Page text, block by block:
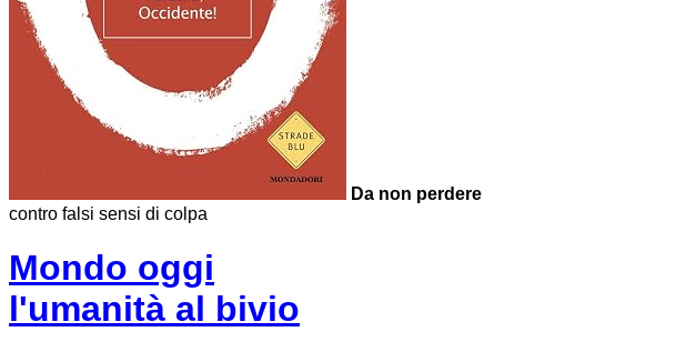
Da non perdere
contro falsi sensi di colpa
Mondo oggi
l'umanità al bivio